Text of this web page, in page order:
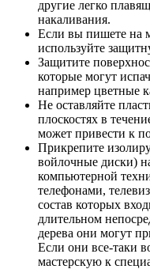
другие легко
накаливания.
Если вы пишете на
используйте
Защитите
которые могут
например цветные
Не оставляйте
плоскостях в
может привести к
Прикрепите
войлочные диски)
компьютерной
телефонами,
состав которых
длительном
дерева они могут
Если они все-таки
мастерскую к